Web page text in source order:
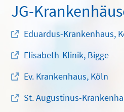
JG-
Eduardus-Krankenhaus,
Elisabeth-Klinik, Bigge
Ev. Krankenhaus, Köln
St. Augustinus-